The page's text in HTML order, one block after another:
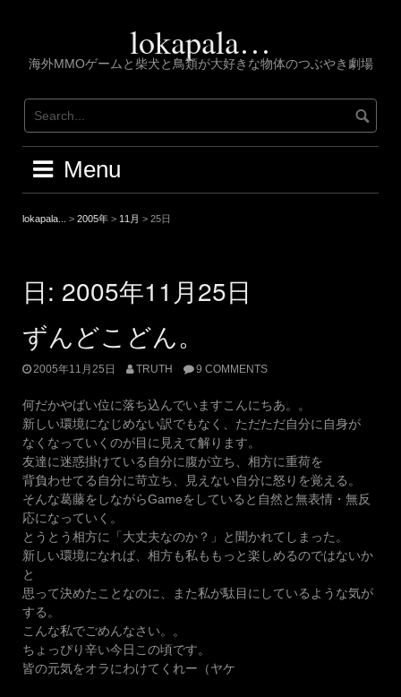
lokapala…
海外MMOゲームと柴犬と鳥類が大好きな物体のつぶやき劇場
Menu
lokapala... > 2005年 > 11月 > 25日
日: 2005年11月25日
ずんどこどん。
2005年11月25日 TRUTH 9 COMMENTS
何だかやばい位に落ち込んでいますこんにちあ。。
新しい環境になじめない訳でもなく、ただただ自分に自身が
なくなっていくのが目に見えて解ります。
友達に迷惑掛けている自分に腹が立ち、相方に重荷を
背負わせてる自分に苛立ち、見えない自分に怒りを覚える。
そんな葛藤をしながらGameをしていると自然と無表情・無反
応になっていく。
とうとう相方に「大丈夫なのか？」と聞かれてしまった。
新しい環境になれば、相方も私ももっと楽しめるのではないか
と
思って決めたことなのに、また私が駄目にしているような気が
する。
こんな私でごめんなさい。。
ちょっぴり辛い今日この頃です。
皆の元気をオラにわけてくれー（ヤケ